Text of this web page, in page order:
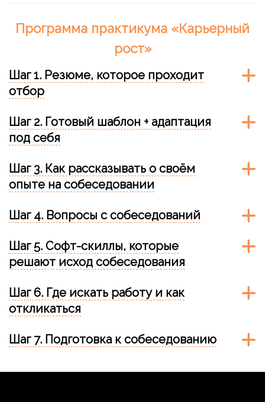
Программа практикума «Карьерный
рост»
Шаг 1. Резюме, которое проходит
отбор
Шаг 2. Готовый шаблон + адаптация
под себя
Шаг 3. Как рассказывать о своём
опыте на собеседовании
Шаг 4. Вопросы с собеседований
Шаг 5. Софт-скиллы, которые
решают исход собеседования
Шаг 6. Где искать работу и как
откликаться
Шаг 7. Подготовка к собеседованию